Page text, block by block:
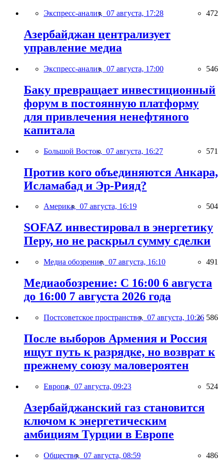
Экспресс-анализ, 07 августа, 17:28 472
Азербайджан централизует
управление медиа
Экспресс-анализ, 07 августа, 17:00 546
Баку превращает инвестиционный
форум в постоянную платформу
для привлечения ненефтяного
капитала
Большой Восток, 07 августа, 16:27 571
Против кого объединяются Анкара,
Исламабад и Эр-Рияд?
Америка, 07 августа, 16:19 504
SOFAZ инвестировал в энергетику
Перу, но не раскрыл сумму сделки
Медиа обозрение, 07 августа, 16:10 491
Медиаобозрение: С 16:00 6 августа
до 16:00 7 августа 2026 года
Постсоветское пространство, 07 августа, 10:26 586
После выборов Армения и Россия
ищут путь к разрядке, но возврат к
прежнему союзу маловероятен
Европа, 07 августа, 09:23 524
Азербайджанский газ становится
ключом к энергетическим
амбициям Турции в Европе
Общество, 07 августа, 08:59 486